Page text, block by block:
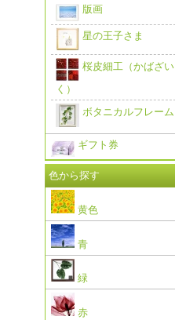
版画
星の王子さま
桜皮細工（かばざい
く）
ボタニカルフレーム
ギフト券
色から探す
黄色
青
緑
赤